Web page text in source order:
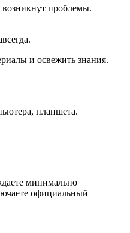
проблемы.
и освежить знания.
планшета.
минимально
официальный